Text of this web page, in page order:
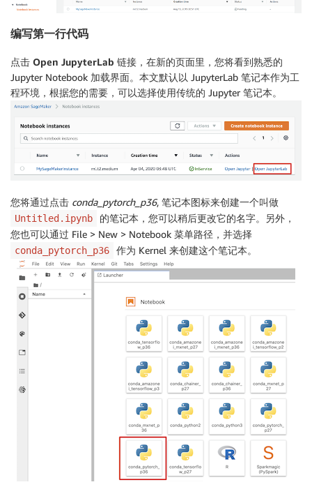
编写第一行代码
点击 Open JupyterLab 链接，在新的页面里，您将看到熟悉的
Jupyter Notebook 加载界面。本文默认以 JupyterLab 笔记本作为工
程环境，根据您的需要，可以选择使用传统的 Jupyter 笔记本。
您将通过点击 conda_pytorch_p36, 笔记本图标来创建一个叫做
Untitled.ipynb
的笔记本，您可以稍后更改它的名字。另外，
您也可以通过 File > New > Notebook 菜单路径，并选择
conda_pytorch_p36 作为 Kernel 来创建这个笔记本。